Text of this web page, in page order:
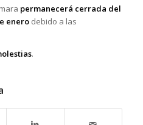
permanecerá cerrada del
enerodebido a las
.